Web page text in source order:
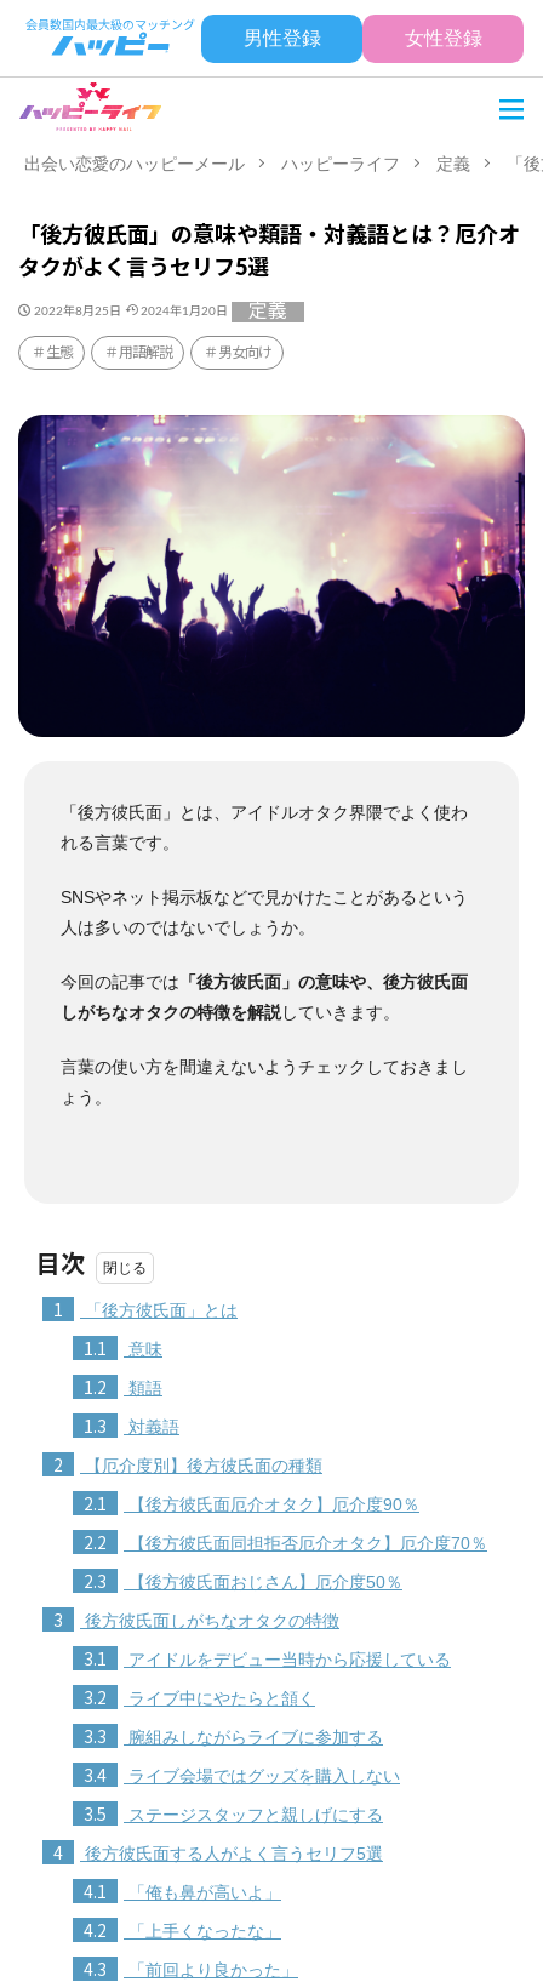
男性登録 女性登録
出会い恋愛のハッピーメール ハッピーライフ 定義 「
「後方彼氏面」の意味や類語・対義語とは？厄介オ
タクがよく言うセリフ5選
2022年8月25日 2024年1月20日 定義
生態 用語解説 男女向け
「後方彼氏面」とは、アイドルオタク界隈でよく使わ
れる言葉です。
SNSやネット掲示板などで見かけたことがあるという
人は多いのではないでしょうか。
今回の記事では 「後方彼氏面」の意味や、後方彼氏面
しがちなオタクの特徴を解説していきます。
言葉の使い方を間違えないようチェックしておきまし
ょう。
目次
1 「後方彼氏面」とは
1.1 意味
1.2 類語
1.3 対義語
2 【厄介度別】後方彼氏面の種類
2.1 【後方彼氏面厄介オタク】厄介度90％
2.2 【後方彼氏面同担拒否厄介オタク】厄介度70％
2.3 【後方彼氏面おじさん】厄介度50％
3 後方彼氏面しがちなオタクの特徴
3.1 アイドルをデビュー当時から応援している
3.2 ライブ中にやたらと頷く
3.3 腕組みしながらライブに参加する
3.4 ライブ会場ではグッズを購入しない
3.5 ステージスタッフと親しげにする
4 後方彼氏面する人がよく言うセリフ5選
4.1 「俺も鼻が高いよ」
4.2 「上手くなったな」
4.3 「前回より良かった」